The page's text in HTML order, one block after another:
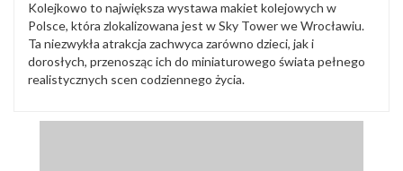
Kolejkowo to największa wystawa makiet kolejowych w
Polsce, która zlokalizowana jest w Sky Tower we Wrocławiu.
Ta niezwykła atrakcja zachwyca zarówno dzieci, jak i
dorosłych, przenosząc ich do miniaturowego świata pełnego
realistycznych scen codziennego życia.